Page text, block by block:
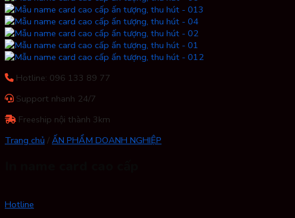
Hotline: 096 133 89 77
Support nhanh 24/7
Freeship nội thành 3km
Trang chủ / ẤN PHẨM DOANH NGHIỆP
Hotline